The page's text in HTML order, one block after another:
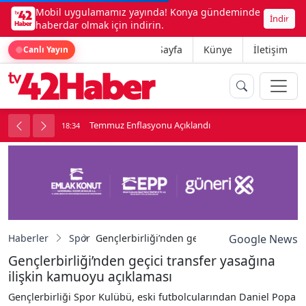
Mobil uygulamamız yayında! Konya gündeminde
haberdar olmak için indirin.
İndir
Canlı Yayın Ana Sayfa Künye İletişim
18:34 Temmuz Enflasyonu Açıklandı
Haberler Spor Gençlerbirliği’nden geçici transfer yasağına
Google News
Gençlerbirliği’nden geçici transfer yasağına
ilişkin kamuoyu açıklaması
Gençlerbirliği Spor Kulübü, eski futbolcularından Daniel Popa